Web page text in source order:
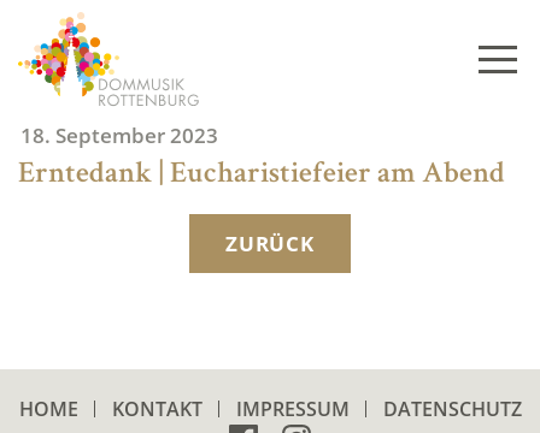
content
18. September 2023
Erntedank | Eucharistiefeier am Abend
ZURÜCK
HOME KONTAKT IMPRESSUM DATENSCHUTZ